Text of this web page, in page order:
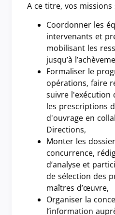
A ce titre, vos
Coordonner les
intervenants et
mobilisant les
jusqu’à
Formaliser le
opérations, faire
suivre l'exécution
les prescriptions
d'ouvrage en
Directions,
Monter les
concurrence,
d’analyse et
de sélection des
maîtres d’œuvre,
Organiser la
l’information